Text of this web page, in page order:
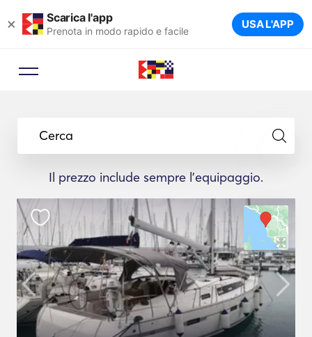
× Scarica l'app
Prenota in modo rapido e facile USA L'APP
Cerca
Il prezzo include sempre l'equipaggio.